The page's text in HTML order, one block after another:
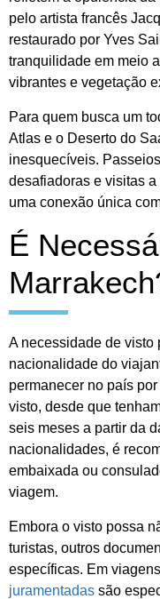
pelo artista francês
restaurado por Yves
tranquilidade em meio
vibrantes e vegetação
Para quem busca um
Atlas e o Deserto do
inesquecíveis.
desafiadoras e visitas
uma conexão única
É
A necessidade de visto
nacionalidade do
permanecer no país
visto, desde que
seis meses a partir da
nacionalidades, é
embaixada ou
viagem.
Embora o visto possa
turistas, outros
específicas. Em
juramentadas são